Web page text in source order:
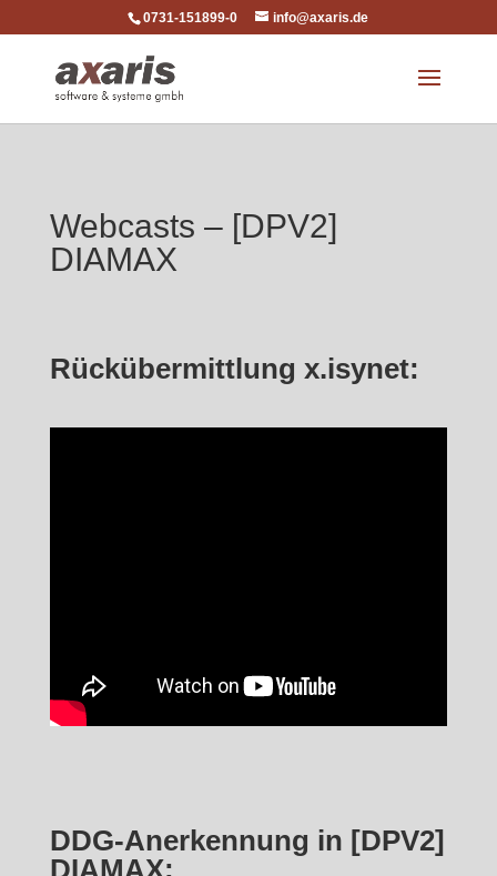
0731-151899-0 info@axaris.de
Webcasts – [DPV2]
DIAMAX
Rückübermittlung x.isynet:
DDG-Anerkennung in [DPV2]
DIAMAX: